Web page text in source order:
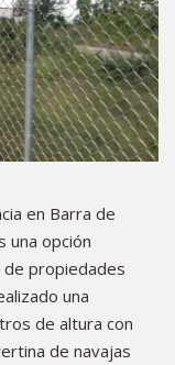
en Barra de
una opción
propiedades
una
de altura con
de navajas